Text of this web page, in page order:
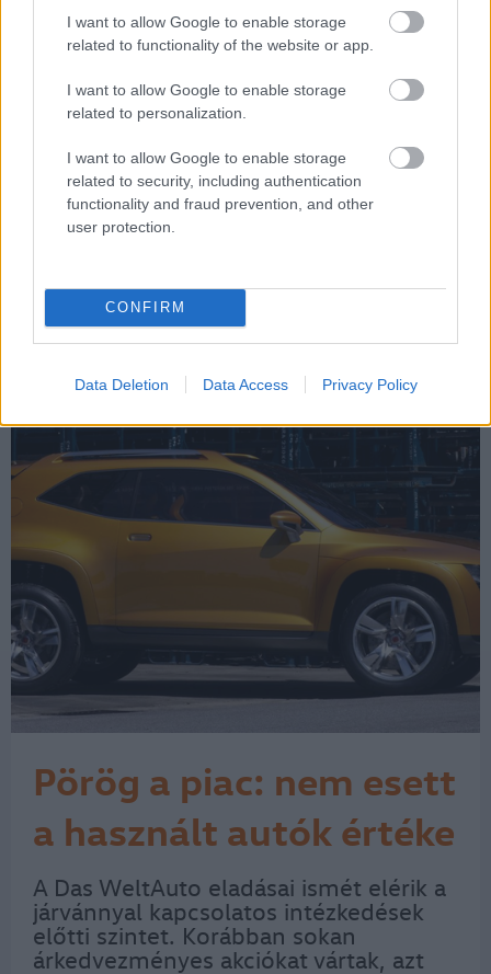
I want to allow Google to enable storage
related to functionality of the website or app.
I want to allow Google to enable storage
related to personalization.
I want to allow Google to enable storage
related to security, including authentication
functionality and fraud prevention, and other
user protection.
CONFIRM
Data Deletion Data Access Privacy Policy
A piacszűkülés ellenére
növelte eladásait a Das
WeltAuto
A személyautó átírások száma 2020-
ban 3,5 százalékkal 780 ezerre
csökkent, ami nem is meglepő a
járvány idején. Az sem újdonság, hogy
a Das WeltAuto növelte eladásait az
elmúlt évben. Az összpiaccal
ellentétben a Das…
Pörög a piac: nem esett
a használt autók értéke
A Das WeltAuto eladásai ismét elérik a
járvánnyal kapcsolatos intézkedések
előtti szintet. Korábban sokan
árkedvezményes akciókat vártak, azt